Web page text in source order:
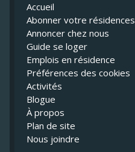
Accueil
Abonner votre résidences
Annoncer chez nous
Guide se loger
Emplois en résidence
Préférences des cookies
Activités
Blogue
À propos
Plan de site
Nous joindre